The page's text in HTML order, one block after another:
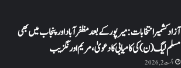
آزاد کشمیر انتخابات: میرپور کے بعد مظفرآباد اور پنجاب میں بھی
مسلم لیگ (ن) کی کامیابی کا دعویٰ، مریم اورنگزیب
اگست 2, 2026